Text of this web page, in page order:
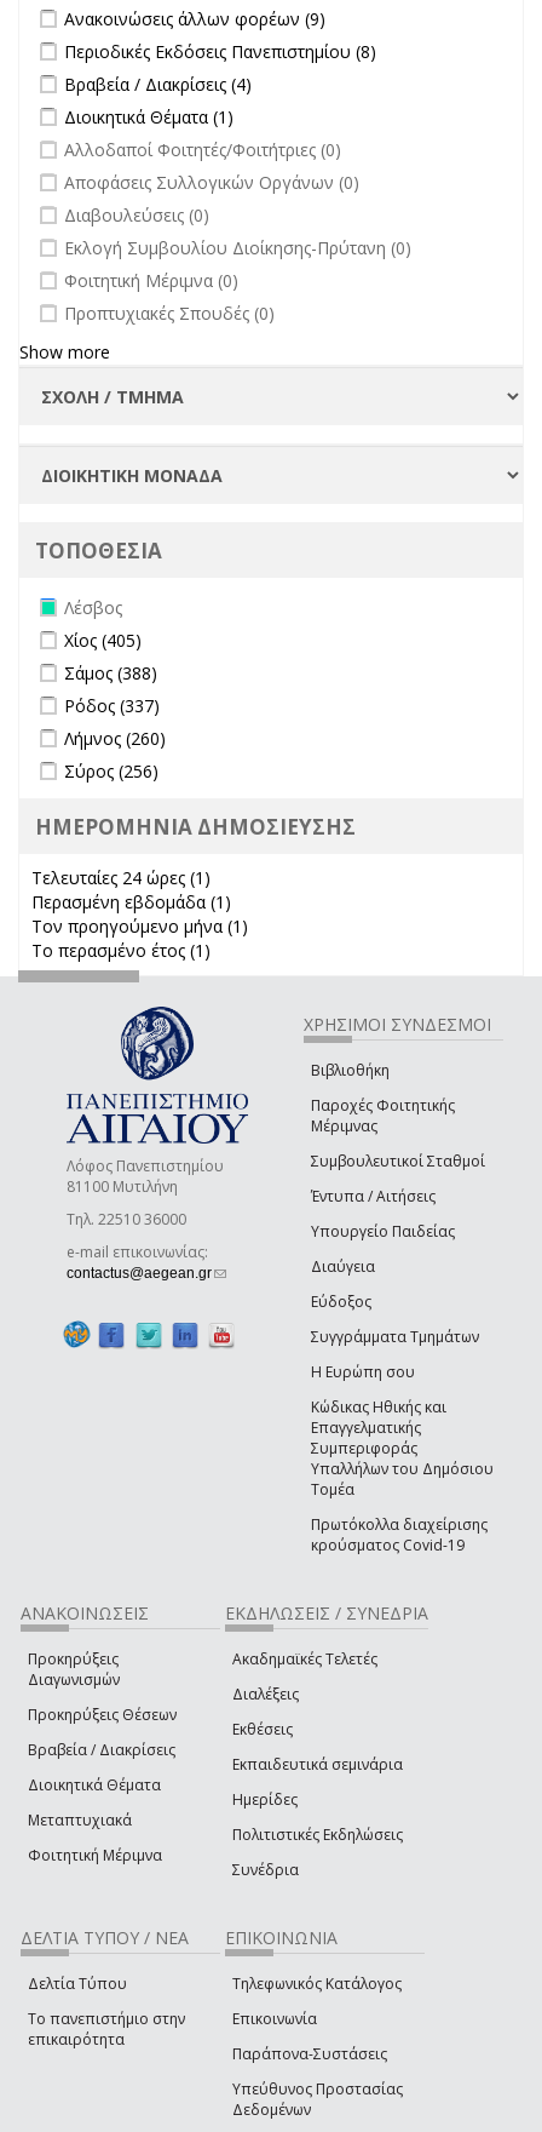
Apply Ανακοινώσεις άλλων φορέων filter
Ανακοινώσεις άλλων φορέων (9)
Apply Περιοδικές Εκδόσεις Πανεπιστημίου filter
Περιοδικές Εκδόσεις Πανεπιστημίου (8)
Apply Βραβεία / Διακρίσεις filter
Βραβεία / Διακρίσεις (4)
Apply Διοικητικά Θέματα filter
Διοικητικά Θέματα (1)
undefined
Αλλοδαποί Φοιτητές/Φοιτήτριες (0)
undefined
Αποφάσεις Συλλογικών Οργάνων (0)
undefined
Διαβουλεύσεις (0)
undefined
Εκλογή Συμβουλίου Διοίκησης-Πρύτανη (0)
undefined
Φοιτητική Μέριμνα (0)
undefined
Προπτυχιακές Σπουδές (0)
Show more
ΤΟΠΟΘΕΣΙΑ
Remove Λέσβος filter
Λέσβος
Apply Χίος filter
Χίος (405)
Apply Σάμος filter
Σάμος (388)
Apply Ρόδος filter
Ρόδος (337)
Apply Λήμνος filter
Λήμνος (260)
Apply Σύρος filter
Σύρος (256)
ΗΜΕΡΟΜΗΝΙΑ ΔΗΜΟΣΙΕΥΣΗΣ
Τελευταίες 24 ώρες (1)
Περασμένη εβδομάδα (1)
Τον προηγούμενο μήνα (1)
Το περασμένο έτος (1)
Λόφος Πανεπιστημίου
81100 Μυτιλήνη
Τηλ. 22510 36000
e-mail επικοινωνίας:
contactus@aegean.gr(link sends e-mail)
ΧΡΗΣΙΜΟΙ ΣΥΝΔΕΣΜΟΙ
Βιβλιοθήκη
Παροχές Φοιτητικής
Μέριμνας
Συμβουλευτικοί Σταθμοί
Έντυπα / Αιτήσεις
Υπουργείο Παιδείας
Διαύγεια
Εύδοξος
Συγγράμματα Τμημάτων
Η Ευρώπη σου
Κώδικας Ηθικής και
Επαγγελματικής
Συμπεριφοράς
Υπαλλήλων του Δημόσιου
Τομέα
Πρωτόκολλα διαχείρισης
κρούσματος Covid-19
ΑΝΑΚΟΙΝΩΣΕΙΣ
Προκηρύξεις
Διαγωνισμών
Προκηρύξεις Θέσεων
Βραβεία / Διακρίσεις
Διοικητικά Θέματα
Μεταπτυχιακά
Φοιτητική Μέριμνα
ΕΚΔΗΛΩΣΕΙΣ / ΣΥΝΕΔΡΙΑ
Ακαδημαϊκές Τελετές
Διαλέξεις
Εκθέσεις
Εκπαιδευτικά σεμινάρια
Ημερίδες
Πολιτιστικές Εκδηλώσεις
Συνέδρια
ΔΕΛΤΙΑ ΤΥΠΟΥ / ΝΕΑ
Δελτία Τύπου
Το πανεπιστήμιο στην
επικαιρότητα
ΕΠΙΚΟΙΝΩΝΙΑ
Τηλεφωνικός Κατάλογος
Επικοινωνία
Παράπονα-Συστάσεις
Υπεύθυνος Προστασίας
Δεδομένων